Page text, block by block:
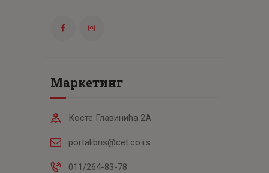
Маркетинг
Косте Главинића 2А
portalibris@cet.co.rs
011/264-83-78